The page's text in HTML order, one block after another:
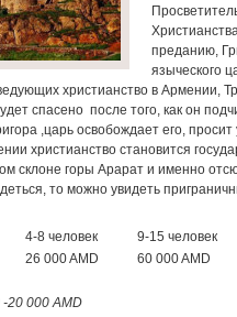
преданию,
языческого
христианство в Армении,
спасено после того, как он
,царь освобождает его,
христианство становится
склоне горы Арарат и именно
то можно увидеть
4-8 человек
9-15 человек
26 000 AMD 60 000 AMD
20 000 AMD